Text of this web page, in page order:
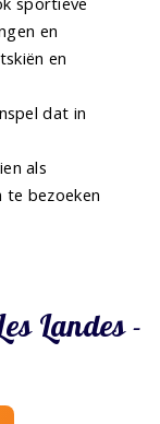
en
en
dat in
als
te bezoeken
Landes -